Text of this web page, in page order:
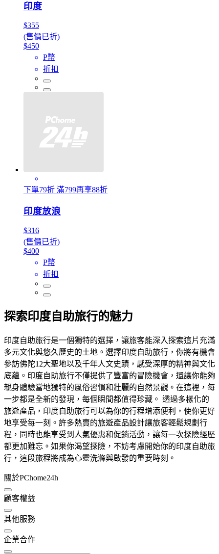
印度
$355
(售價已折)
$450
P幣
折扣
下單79折 滿799再享88折
印度放浪
$316
(售價已折)
$400
P幣
折扣
探索印度自助旅行的魅力
印度自助旅行是一個獨特的選擇，讓旅客能深入探索這片充滿
多元文化與悠久歷史的土地。選擇印度自助旅行，你將有機會
參訪佛陀12大聖地以及千年人文史蹟，感受深厚的精神與文化
底蘊。印度自助旅行不僅提供了豐富的冒險機會，還讓你能夠
親身體驗當地獨特的風俗習慣和壯麗的自然景觀。在這裡，每
一步都是全新的發現，每個瞬間都值得珍藏。 透過多樣化的
旅遊產品，印度自助旅行可以為你的行程增添便利，使你更好
地享受每一刻。許多熱賣的旅遊產品設計讓旅客輕鬆規劃行
程，同時也能享受到人氣優惠和促銷活動，讓每一次探險經歷
都更加難忘。如果你渴望探險，不妨考慮開始你的印度自助旅
行，這段旅程將成為心靈洗滌與啟發的重要時刻。
關於PChome24h
顧客權益
其他服務
企業合作